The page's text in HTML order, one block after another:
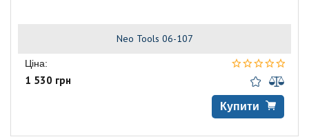
Neo Tools 06-107
Ціна:
1 530 грн
Купити